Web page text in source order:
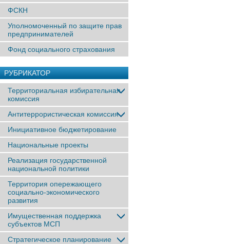
ФСКН
Уполномоченный по защите прав
предпринимателей
Фонд социального страхования
РУБРИКАТОР
Территориальная избирательная
комиссия
Антитеррористическая комиссия
Инициативное бюджетирование
Национальные проекты
Реализация государственной
национальной политики
Территория опережающего
социально-экономического
развития
Имущественная поддержка
субъектов МСП
Стратегическое планирование